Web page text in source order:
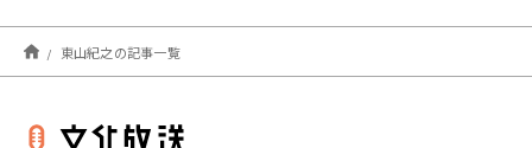
2023年05月
東山紀之の記事一覧